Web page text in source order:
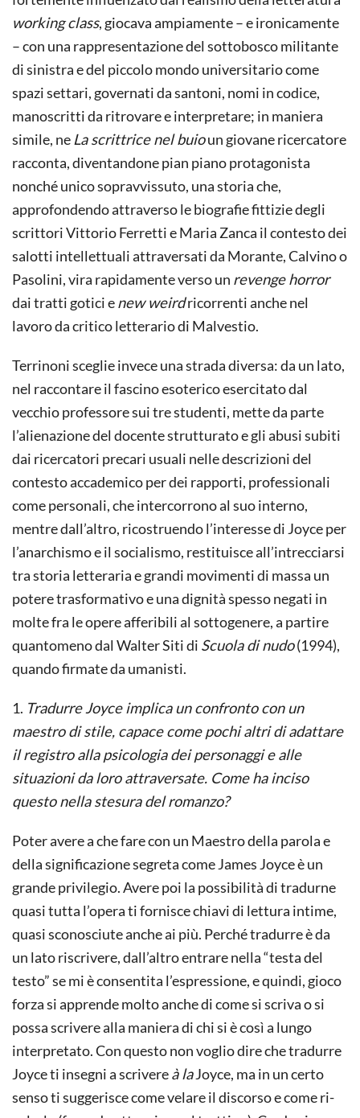
working class, giocava ampiamente – e ironicamente
– con una rappresentazione del sottobosco militante
di sinistra e del piccolo mondo universitario come
spazi settari, governati da santoni, nomi in codice,
manoscritti da ritrovare e interpretare; in maniera
simile, neLa scrittrice nel buioun giovane ricercatore
racconta, diventandone pian piano protagonista
nonché unico sopravvissuto, una storia che,
approfondendo attraverso le biografie fittizie degli
scrittori Vittorio Ferretti e Maria Zanca il contesto dei
salotti intellettuali attraversati da Morante, Calvino o
Pasolini, vira rapidamente verso un revenge horror
dai tratti gotici enew weirdricorrenti anche nel
lavoro da critico letterario di Malvestio.
Terrinoni sceglie invece una strada diversa: da un lato,
nel raccontare il fascino esoterico esercitato dal
vecchio professore sui tre studenti, mette da parte
l’alienazione del docente strutturato e gli abusi subiti
dai ricercatori precari usuali nelle descrizioni del
contesto accademico per dei rapporti, professionali
come personali, che intercorrono al suo interno,
mentre dall’altro, ricostruendo l’interesse di Joyce per
l’anarchismo e il socialismo, restituisce all’intrecciarsi
tra storia letteraria e grandi movimenti di massa un
potere trasformativo e una dignità spesso negati in
molte fra le opere afferibili al sottogenere, a partire
quantomeno dal Walter Siti di Scuola di nudo(1994),
quando firmate da umanisti.
1. Tradurre Joyce implica un confronto con un
maestro di stile, capace come pochi altri di adattare
il registro alla psicologia dei personaggi e alle
situazioni da loro attraversate. Come ha inciso
questo nella stesura del romanzo?
Poter avere a che fare con un Maestro della parola e
della significazione segreta come James Joyce è un
grande privilegio. Avere poi la possibilità di tradurne
quasi tutta l’opera ti fornisce chiavi di lettura intime,
quasi sconosciute anche ai più. Perché tradurre è da
un lato riscrivere, dall’altro entrare nella “testa del
testo” se mi è consentita l’espressione, e quindi, gioco
forza si apprende molto anche di come si scriva o si
possa scrivere alla maniera di chi si è così a lungo
interpretato. Con questo non voglio dire che tradurre
Joyce ti insegni a scrivereà laJoyce, ma in un certo
senso ti suggerisce come velare il discorso e come ri-